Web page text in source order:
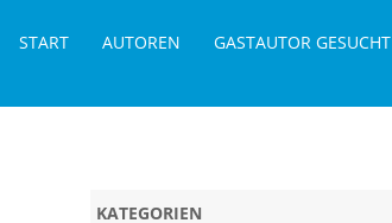
START AUTOREN GASTAUTOR GESUCHT
KATEGORIEN